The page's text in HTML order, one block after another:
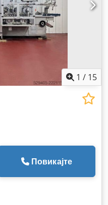
1 / 15
Повикајте